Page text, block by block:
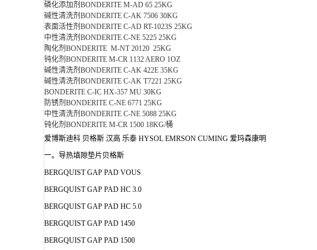
磷化添加剂BONDERITE M-AD 65 25KG
碱性清洗剂BONDERITE C-AK 7506 30KG
表面活性剂BONDERITE C-AD RT-1023S 25KG
中性清洗剂BONDERITE C-NE 5225 25KG
陶化剂BONDERITE M-NT 20120 25KG
钝化剂BONDERITE M-CR 1132 AERO 1OZ
碱性清洗剂BONDERITE C-AK 422E 35KG
碱性清洗剂BONDERITE C-AK T7221 25KG
BONDERITE C-IC HX-357 MU 30KG
防锈剂BONDERITE C-NE 6771 25KG
中性清洗剂BONDERITE C-NE 5088 25KG
钝化剂BONDERITE M-CR 1500 18KG/桶
爱博斯迪科 贝格斯 汉高 乐泰 HYSOL EMRSON CUMING 爱玛森康明
一。导热填隙垫片贝格斯
BERGQUIST GAP PAD VOUS
BERGQUIST GAP PAD HC 3.0
BERGQUIST GAP PAD HC 5.0
BERGQUIST GAP PAD 1450
BERGQUIST GAP PAD 1500